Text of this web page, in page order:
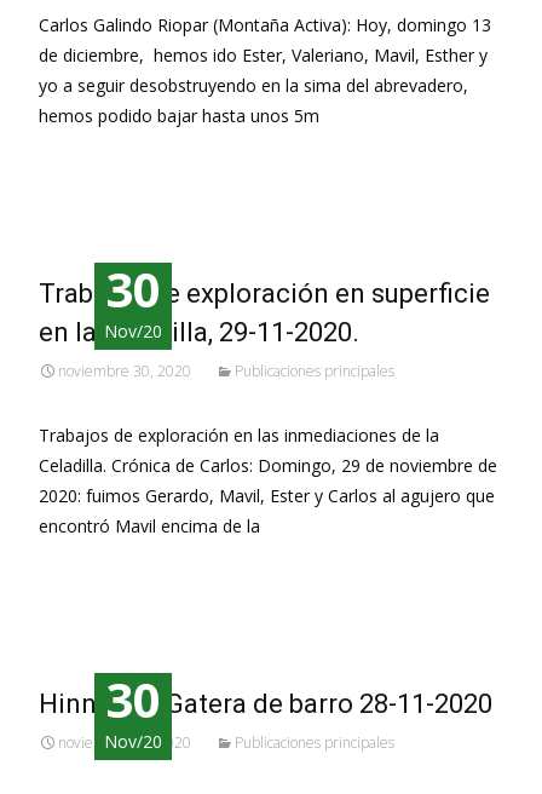
Carlos Galindo Riopar (Montaña Activa): Hoy, domingo 13
de diciembre, hemos ido Ester, Valeriano, Mavil, Esther y
yo a seguir desobstruyendo en la sima del abrevadero,
hemos podido bajar hasta unos 5m
30
Nov/20
Trabajos de exploración en superficie
en la Celadilla, 29-11-2020.
noviembre 30, 2020 Publicaciones principales
Trabajos de exploración en las inmediaciones de la
Celadilla. Crónica de Carlos: Domingo, 29 de noviembre de
2020: fuimos Gerardo, Mavil, Ester y Carlos al agujero que
encontró Mavil encima de la
30
Nov/20
Hinneni 1, Gatera de barro 28-11-2020
noviembre 30, 2020 Publicaciones principales